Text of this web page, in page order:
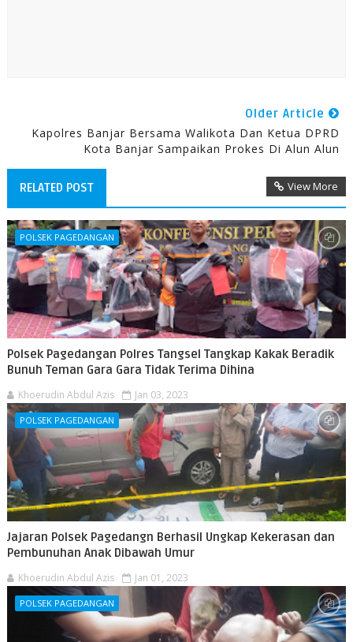
Older Article
Kapolres Banjar Bersama Walikota Dan Ketua DPRD
Kota Banjar Sampaikan Prokes Di Alun Alun
RELATED POST View More
POLSEK PAGEDANGAN
Polsek Pagedangan Polres Tangsel Tangkap Kakak Beradik
Bunuh Teman Gara Gara Tidak Terima Dihina
Khoerudin Abdul Azis Jan 03, 2023
POLSEK PAGEDANGAN
Jajaran Polsek Pagedangn Berhasil Ungkap Kekerasan dan
Pembunuhan Anak Dibawah Umur
Khoerudin Abdul Azis Jan 01, 2023
POLSEK PAGEDANGAN